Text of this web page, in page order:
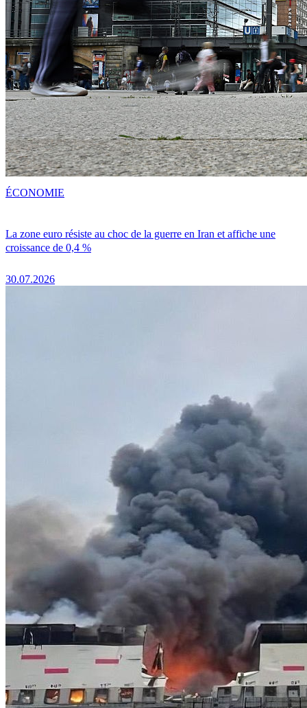
La zone euro résiste au choc de la guerre en Iran et affiche une
croissance de 0,4 %
30.07.2026
ÉCONOMIE